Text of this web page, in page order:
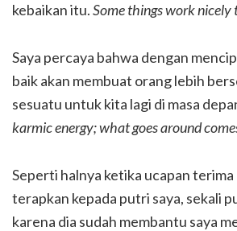
kebaikan itu.Some thingswork nicely
Saya percaya bahwa dengan
baik akan membuat orang lebih
sesuatu untuk kita lagi di masa
karmic energy; whatgoes around
Seperti halnya ketika ucapan terima
terapkan kepada putri saya, sekali
karena dia sudah membantu saya